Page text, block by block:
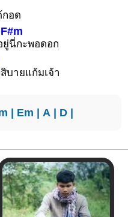
กอด
ยู่
F#m
นี่กะพอดอก
บายแก้มเจ้า
| Em | A| D|